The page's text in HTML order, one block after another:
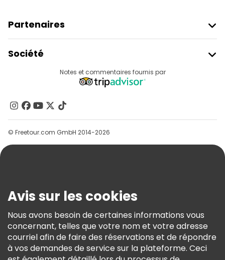
Partenaires
Connexion Du Fournisseur
Programme D’affiliation
Société
Contactez-Nous
Groupes
Aide
Conditions Générales Et Mentions Légales
Politique En Matière De Cookies
Freetour Prix
Programme De Fidélité
Notes et commentaires fournis par
© Freetour.com GmbH 2014-2026
Avis sur les cookies
Nous avons besoin de certaines informations vous
concernant, telles que votre nom et votre adresse
courriel afin de faire des réservations et de répondre
à vos demandes de service sur la plateforme. Ceci